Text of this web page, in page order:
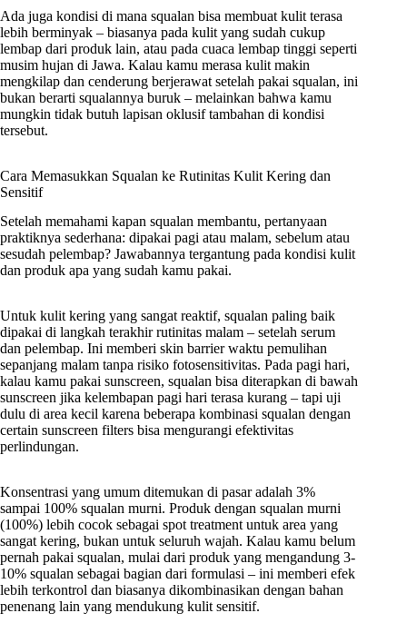
Ada juga kondisi di mana squalan bisa membuat kulit terasa
lebih berminyak – biasanya pada kulit yang sudah cukup
lembap dari produk lain, atau pada cuaca lembap tinggi seperti
musim hujan di Jawa. Kalau kamu merasa kulit makin
mengkilap dan cenderung berjerawat setelah pakai squalan, ini
bukan berarti squalannya buruk – melainkan bahwa kamu
mungkin tidak butuh lapisan oklusif tambahan di kondisi
tersebut.
Cara Memasukkan Squalan ke Rutinitas Kulit Kering dan
Sensitif
Setelah memahami kapan squalan membantu, pertanyaan
praktiknya sederhana: dipakai pagi atau malam, sebelum atau
sesudah pelembap? Jawabannya tergantung pada kondisi kulit
dan produk apa yang sudah kamu pakai.
Untuk kulit kering yang sangat reaktif, squalan paling baik
dipakai di langkah terakhir rutinitas malam – setelah serum
dan pelembap. Ini memberi skin barrier waktu pemulihan
sepanjang malam tanpa risiko fotosensitivitas. Pada pagi hari,
kalau kamu pakai sunscreen, squalan bisa diterapkan di bawah
sunscreen jika kelembapan pagi hari terasa kurang – tapi uji
dulu di area kecil karena beberapa kombinasi squalan dengan
certain sunscreen filters bisa mengurangi efektivitas
perlindungan.
Konsentrasi yang umum ditemukan di pasar adalah 3%
sampai 100% squalan murni. Produk dengan squalan murni
(100%) lebih cocok sebagai spot treatment untuk area yang
sangat kering, bukan untuk seluruh wajah. Kalau kamu belum
pernah pakai squalan, mulai dari produk yang mengandung 3-
10% squalan sebagai bagian dari formulasi – ini memberi efek
lebih terkontrol dan biasanya dikombinasikan dengan bahan
penenang lain yang mendukung kulit sensitif.